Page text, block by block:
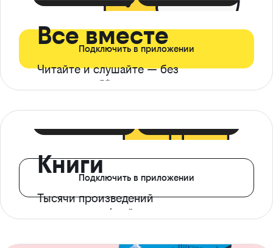
Все вместе
Читайте и слушайте — без
ограничений*
Подключить в приложении
Книги
Тысячи произведений
с доступом офлайн
Подключить в приложении